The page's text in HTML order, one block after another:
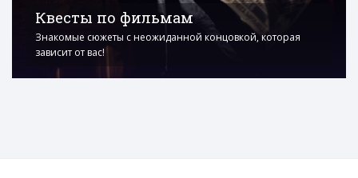
Квесты по фильмам
Знакомые сюжеты с неожиданной концовкой, которая
зависит от вас!